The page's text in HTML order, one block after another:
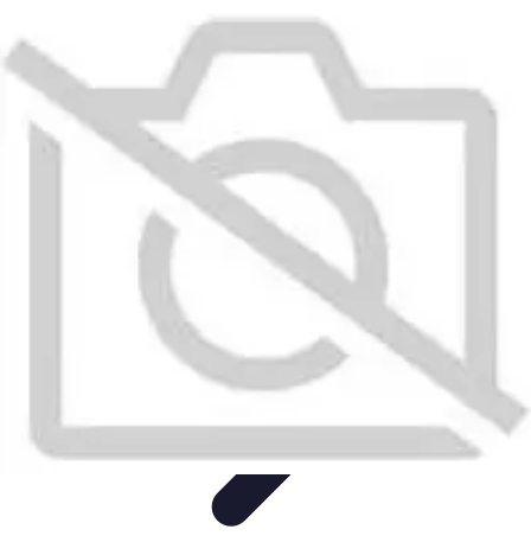
Tests et Comparatifs
tests et évaluations Guide Pratique
d'Achat
Test Aspirateur